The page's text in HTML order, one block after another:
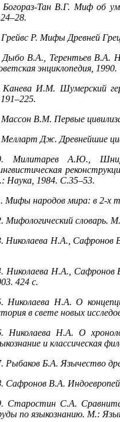
Богораз-Тан В.Г. Миф об
Р. Мифы Древней
В.А., Терентьев В.А.
энциклопедия,
Канева И.М. Шумерский
Массон В.М. Первые
Дж. Древнейшие
Милитарев А.Ю.,
Наука, 1984. С.35–53.
Мифы народов мира: в 2-х
Мифологический словарь.
Николаева Н.А., Сафронов
Николаева Н.А., Сафронов
424 с.
Николаева Н.А. О
в свете новых
Николаева Н.А. О
и классическая
Рыбаков Б.А. Язычество
Сафронов В.А.
Старостин С.А.
по языкознанию. М.: